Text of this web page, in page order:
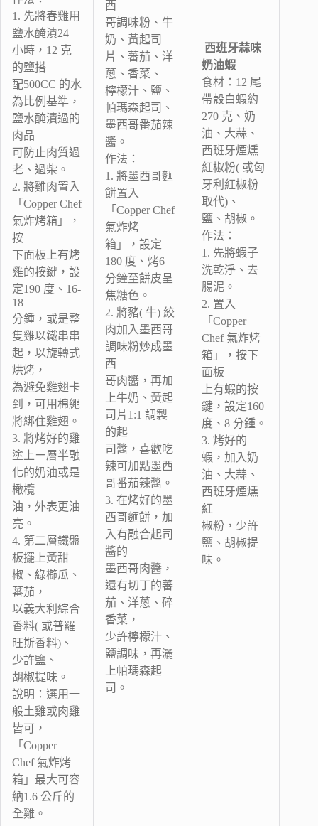
1. 先將春雞用
鹽水醃漬24
小時，12 克
的鹽搭
配500CC 的水
為比例基準，
鹽水醃漬過的
肉品
可防止肉質過
老、過柴。
2. 將雞肉置入
「Copper Chef
氣炸烤箱」，
按
下面板上有烤
雞的按鍵，設
定190 度、16-
18
分鍾，或是整
隻雞以鐵串串
起，以旋轉式
烘烤，
為避免雞翅卡
到，可用棉繩
將綁住雞翅。
3. 將烤好的雞
塗上ㄧ層半融
化的奶油或是
橄欖
油，外表更油
亮。
4. 第二層鐵盤
板擺上黃甜
椒、綠櫛瓜、
蕃茄，
以義大利綜合
香料( 或普羅
旺斯香料)、
少許鹽、
胡椒提味。
說明：選用一
般土雞或肉雞
皆可，
「Copper
Chef 氣炸烤
箱」最大可容
納1.6 公斤的
全雞。
西
哥調味粉、牛
奶、黃起司
片、蕃茄、洋
蔥、香菜、
檸檬汁、鹽、
帕瑪森起司、
墨西哥番茄辣
醬。
作法：
1. 將墨西哥麵
餅置入
「Copper Chef
氣炸烤
箱」，設定
180 度、烤6
分鐘至餅皮呈
焦糖色。
2. 將豬( 牛) 絞
肉加入墨西哥
調味粉炒成墨
西
哥肉醬，再加
上牛奶、黃起
司片1:1 調製
的起
司醬，喜歡吃
辣可加點墨西
哥番茄辣醬。
3. 在烤好的墨
西哥麵餅，加
入有融合起司
醬的
墨西哥肉醬，
還有切丁的蕃
茄、洋蔥、碎
香菜，
少許檸檬汁、
鹽調味，再灑
上帕瑪森起
司。
西班牙蒜味
奶油蝦
食材：12 尾
帶殼白蝦約
270 克、奶
油、大蒜、
西班牙煙燻
紅椒粉( 或匈
牙利紅椒粉
取代)、
鹽、胡椒。
作法：
1. 先將蝦子
洗乾淨、去
腸泥。
2. 置入
「Copper
Chef 氣炸烤
箱」，按下
面板
上有蝦的按
鍵，設定160
度、8 分鍾。
3. 烤好的
蝦，加入奶
油、大蒜、
西班牙煙燻
紅
椒粉，少許
鹽、胡椒提
味。